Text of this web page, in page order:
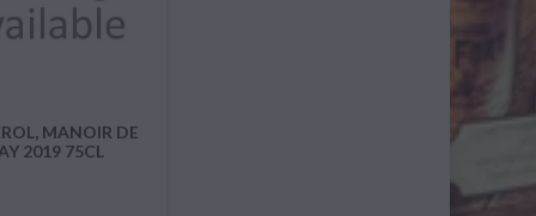
MANOIR DE
2019 75CL